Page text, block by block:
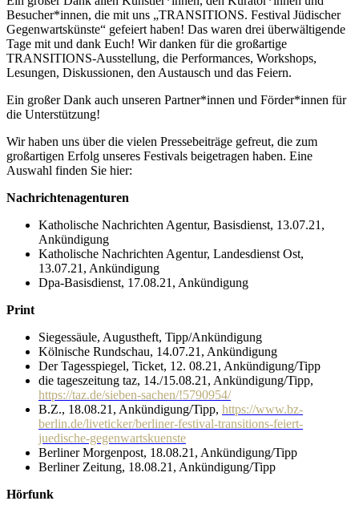
Besucher*innen, die mit uns „TRANSITIONS. Festival Jüdischer
Gegenwartskünste“ gefeiert haben! Das waren drei überwältigende
Tage mit und dank Euch! Wir danken für die großartige
TRANSITIONS-Ausstellung, die Performances, Workshops,
Lesungen, Diskussionen, den Austausch und das Feiern.
Ein großer Dank auch unseren Partner*innen und Förder*innen für
die Unterstützung!
Wir haben uns über die vielen Pressebeiträge gefreut, die zum
großartigen Erfolg unseres Festivals beigetragen haben. Eine
Auswahl finden Sie hier:
Nachrichtenagenturen
Katholische Nachrichten Agentur, Basisdienst, 13.07.21,
Ankündigung
Katholische Nachrichten Agentur, Landesdienst Ost,
13.07.21, Ankündigung
Dpa-Basisdienst, 17.08.21, Ankündigung
Print
Siegessäule, Augustheft, Tipp/Ankündigung
Kölnische Rundschau, 14.07.21, Ankündigung
Der Tagesspiegel, Ticket, 12. 08.21, Ankündigung/Tipp
die tageszeitung taz, 14./15.08.21, Ankündigung/Tipp,
https://taz.de/sieben-sachen/!5790954/
B.Z., 18.08.21, Ankündigung/Tipp, https://www.bz-
berlin.de/liveticker/berliner-festival-transitions-feiert-
juedische-gegenwartskuenste
Berliner Morgenpost, 18.08.21, Ankündigung/Tipp
Berliner Zeitung, 18.08.21, Ankündigung/Tipp
Hörfunk